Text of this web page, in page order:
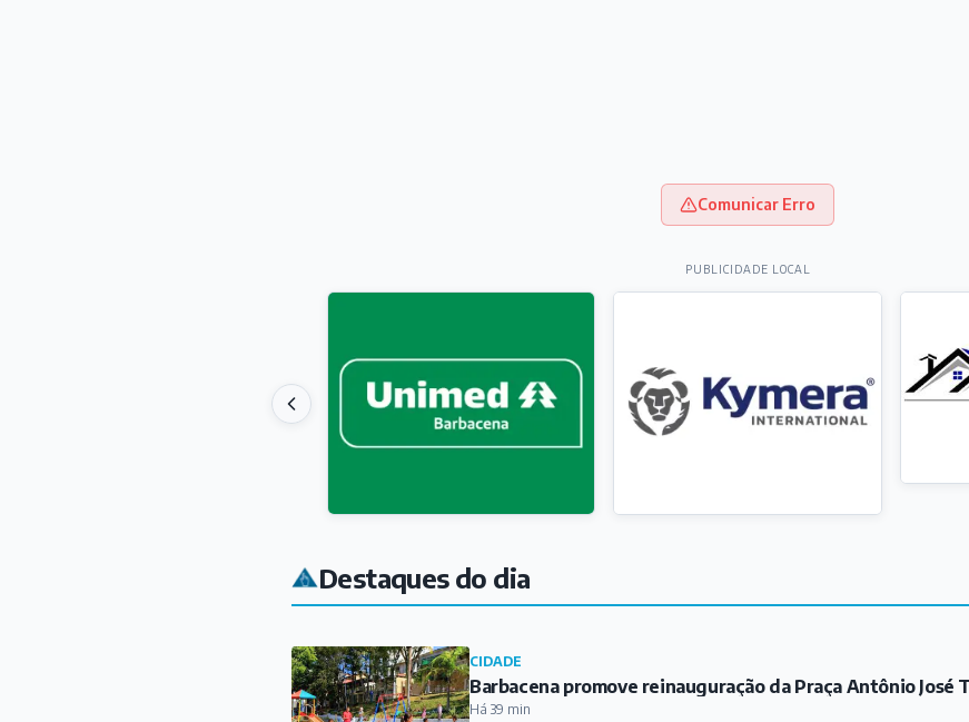
Comunicar Erro
PUBLICIDADE LOCAL
Destaques do dia
CIDADE
Barbacena promove reinauguração da Praça Antônio José
Há 39 min